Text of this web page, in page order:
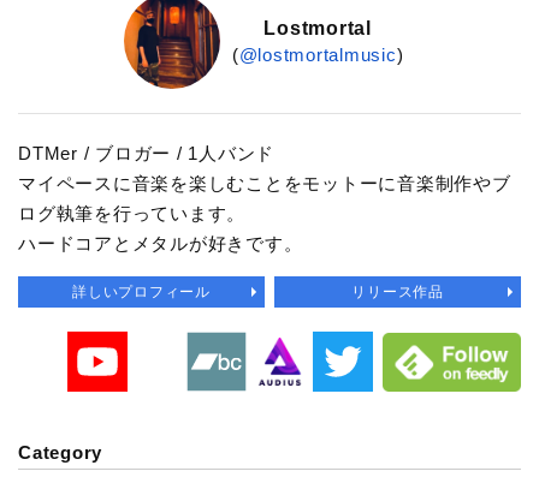
Lostmortal
(@lostmortalmusic)
DTMer / ブロガー / 1人バンド
マイペースに音楽を楽しむことをモットーに音楽制作やブ
ログ執筆を行っています。
ハードコアとメタルが好きです。
詳しいプロフィール リリース作品
Category